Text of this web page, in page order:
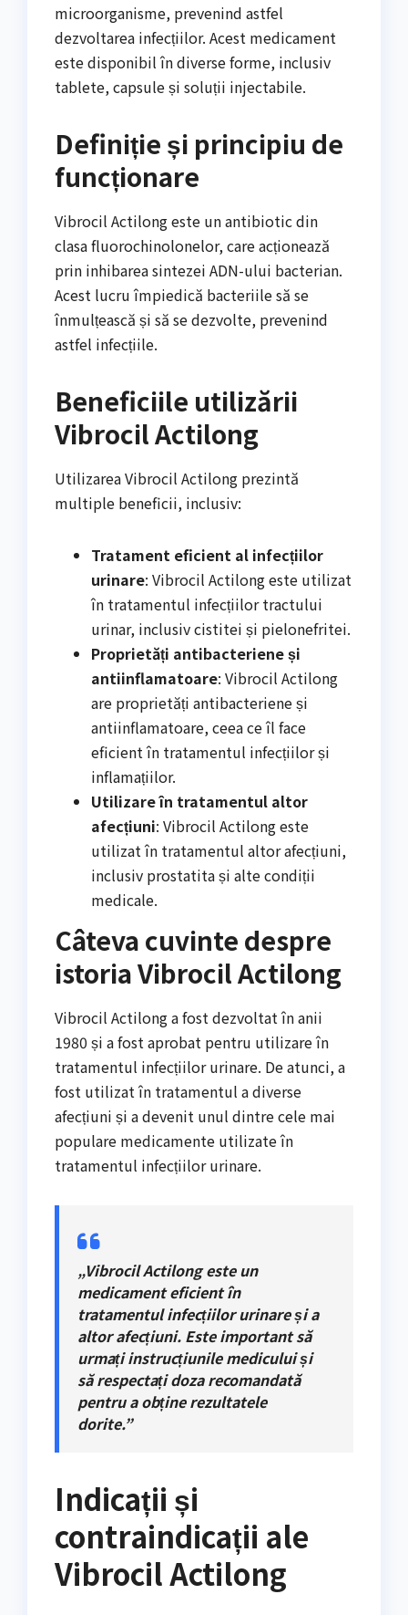
microorganisme, prevenind astfel
dezvoltarea infecțiilor. Acest medicament
este disponibil în diverse forme, inclusiv
tablete, capsule și soluții injectabile.
Definiție și principiu de
funcționare
Vibrocil Actilong este un antibiotic din
clasa fluorochinolonelor, care acționează
prin inhibarea sintezei ADN-ului bacterian.
Acest lucru împiedică bacteriile să se
înmulțească și să se dezvolte, prevenind
astfel infecțiile.
Beneficiile utilizării
Vibrocil Actilong
Utilizarea Vibrocil Actilong prezintă
multiple beneficii, inclusiv:
Tratament eficient al infecțiilor
urinare: Vibrocil Actilong este utilizat
în tratamentul infecțiilor tractului
urinar, inclusiv cistitei și pielonefritei.
Proprietăți antibacteriene și
antiinflamatoare: Vibrocil Actilong
are proprietăți antibacteriene și
antiinflamatoare, ceea ce îl face
eficient în tratamentul infecțiilor și
inflamațiilor.
Utilizare în tratamentul altor
afecțiuni: Vibrocil Actilong este
utilizat în tratamentul altor afecțiuni,
inclusiv prostatita și alte condiții
medicale.
Câteva cuvinte despre
istoria Vibrocil Actilong
Vibrocil Actilong a fost dezvoltat în anii
1980 și a fost aprobat pentru utilizare în
tratamentul infecțiilor urinare. De atunci, a
fost utilizat în tratamentul a diverse
afecțiuni și a devenit unul dintre cele mai
populare medicamente utilizate în
tratamentul infecțiilor urinare.
„Vibrocil Actilong este un
medicament eficient în
tratamentul infecțiilor urinare și a
altor afecțiuni. Este important să
urmați instrucțiunile medicului și
să respectați doza recomandată
pentru a obține rezultatele
dorite.”
Indicații și
contraindicații ale
Vibrocil Actilong